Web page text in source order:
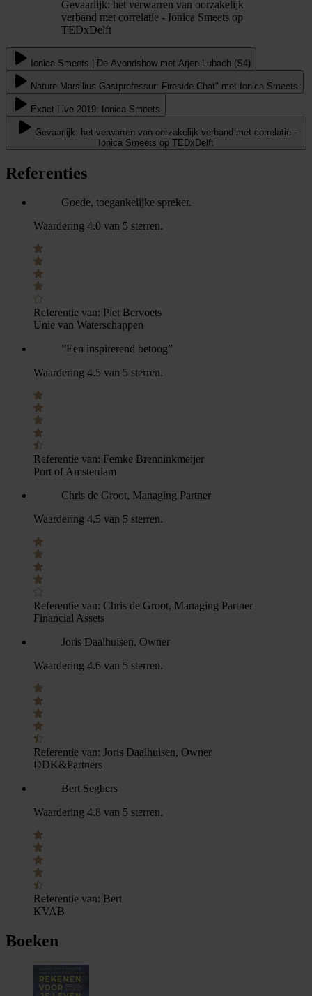
Gevaarlijk: het verwarren van oorzakelijk
verband met correlatie - Ionica Smeets op
TEDxDelft
Ionica Smeets | De Avondshow met Arjen Lubach (S4)
Nature Marsilius Gastprofessur: Fireside Chat" met Ionica Smeets
Exact Live 2019: Ionica Smeets
Gevaarlijk: het verwarren van oorzakelijk verband met correlatie -
Ionica Smeets op TEDxDelft
Referenties
Goede, toegankelijke spreker.
Waardering 4.0 van 5 sterren.
Referentie van: Piet Bervoets
Unie van Waterschappen
”Een inspirerend betoog”
Waardering 4.5 van 5 sterren.
Referentie van: Femke Brenninkmeijer
Port of Amsterdam
Chris de Groot, Managing Partner
Waardering 4.5 van 5 sterren.
Referentie van: Chris de Groot, Managing Partner
Financial Assets
Joris Daalhuisen, Owner
Waardering 4.6 van 5 sterren.
Referentie van: Joris Daalhuisen, Owner
DDK&Partners
Bert Seghers
Waardering 4.8 van 5 sterren.
Referentie van: Bert
KVAB
Boeken